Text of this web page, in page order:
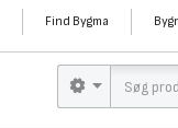
Find Bygma